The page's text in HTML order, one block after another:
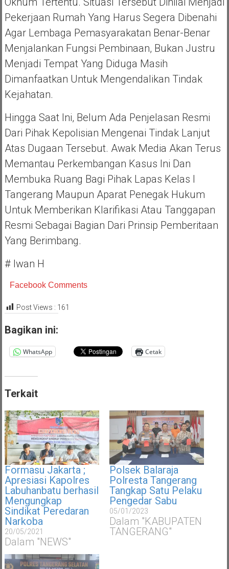
Pekerjaan Rumah Yang Harus Segera Dibenahi
Agar Lembaga Pemasyarakatan Benar-Benar
Menjalankan Fungsi Pembinaan, Bukan Justru
Menjadi Tempat Yang Diduga Masih
Dimanfaatkan Untuk Mengendalikan Tindak
Kejahatan.
Hingga Saat Ini, Belum Ada Penjelasan Resmi
Dari Pihak Kepolisian Mengenai Tindak Lanjut
Atas Dugaan Tersebut. Awak Media Akan Terus
Memantau Perkembangan Kasus Ini Dan
Membuka Ruang Bagi Pihak Lapas Kelas I
Tangerang Maupun Aparat Penegak Hukum
Untuk Memberikan Klarifikasi Atau Tanggapan
Resmi Sebagai Bagian Dari Prinsip Pemberitaan
Yang Berimbang.
# Iwan H
Facebook Comments
Post Views : 161
Bagikan ini:
WhatsApp Cetak
Terkait
Formasu Jakarta ;
Apresiasi Kapolres
Labuhanbatu berhasil
Mengungkap
Sindikat Peredaran
Narkoba
20/05/2021
Dalam "NEWS"
Polsek Balaraja
Polresta Tangerang
Tangkap Satu Pelaku
Pengedar Sabu
05/01/2023
Dalam "KABUPATEN
TANGERANG"